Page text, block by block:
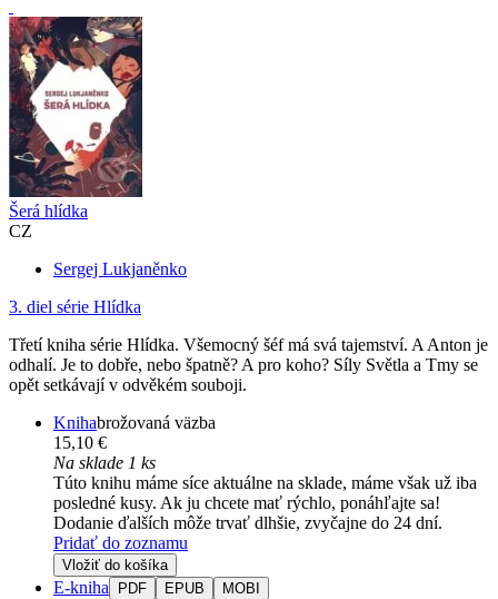
Šerá hlídka
CZ
Sergej Lukjaněnko
3. diel série Hlídka
Třetí kniha série Hlídka. Všemocný šéf má svá tajemství. A Anton je
odhalí. Je to dobře, nebo špatně? A pro koho? Síly Světla a Tmy se
opět setkávají v odvěkém souboji.
Knihabrožovaná väzba
15,10 €
Na sklade 1 ks
Túto knihu máme síce aktuálne na sklade, máme však už iba
posledné kusy. Ak ju chcete mať rýchlo, ponáhľajte sa!
Dodanie ďalších môže trvať dlhšie, zvyčajne do 24 dní.
Pridať do zoznamu
Vložiť do košíka
E-kniha PDF EPUB MOBI